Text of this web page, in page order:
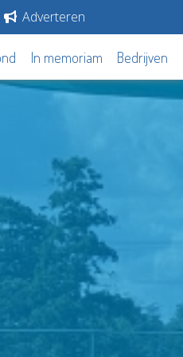
Adverteren
In memoriam Bedrijven